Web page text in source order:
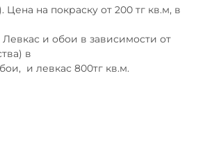
Цена на покраску от 200 тг кв.м, в
Левкас и обои в зависимости от
в
и левкас 800тг кв.м.